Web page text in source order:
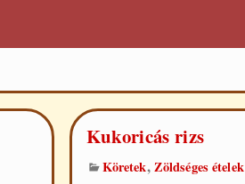
Kukoricás rizs
Köretek,Zöldséges ételek